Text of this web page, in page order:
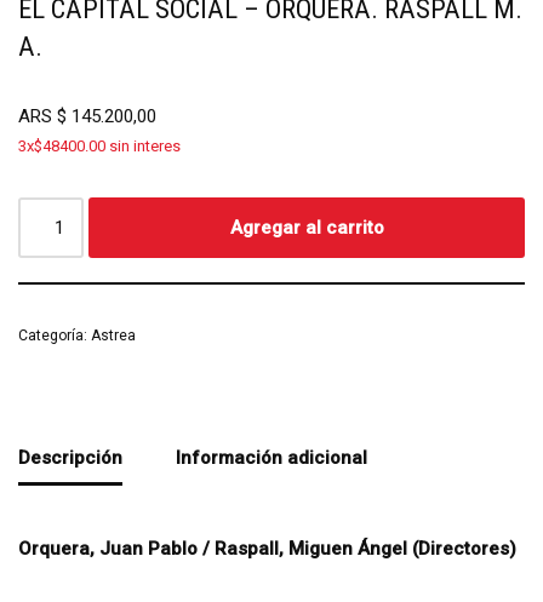
EL CAPITAL SOCIAL – ORQUERA. RASPALL M.
A.
ARS $ 145.200,00
3x$48400.00 sin interes
Agregar al carrito
Categoría: Astrea
Descripción Información adicional
Orquera, Juan Pablo / Raspall, Miguen Ángel (Directores)